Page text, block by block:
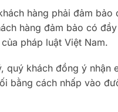
hàng phải đảm
hàng đảm bảo có
pháp luật Việt Nam.
quý khách đồng ý
bằng cách nhấp vào